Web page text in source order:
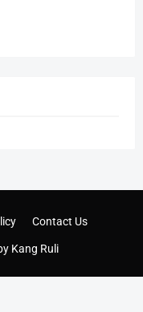
Kang Ruli
Contact Us